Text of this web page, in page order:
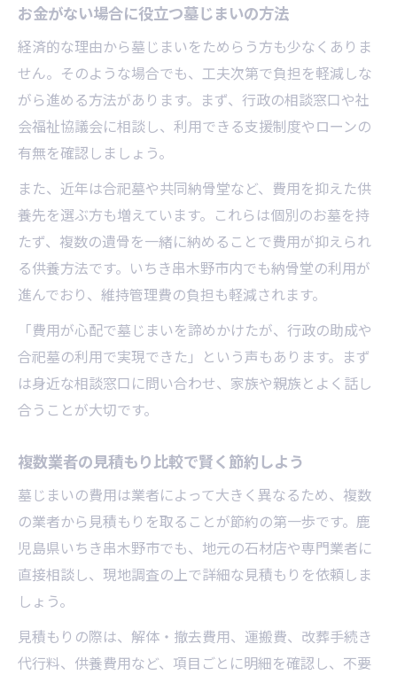
お金がない場合に役立つ墓じまいの方法
経済的な理由から墓じまいをためらう方も少なくありま
せん。そのような場合でも、工夫次第で負担を軽減しな
がら進める方法があります。まず、行政の相談窓口や社
会福祉協議会に相談し、利用できる支援制度やローンの
有無を確認しましょう。
また、近年は合祀墓や共同納骨堂など、費用を抑えた供
養先を選ぶ方も増えています。これらは個別のお墓を持
たず、複数の遺骨を一緒に納めることで費用が抑えられ
る供養方法です。いちき串木野市内でも納骨堂の利用が
進んでおり、維持管理費の負担も軽減されます。
「費用が心配で墓じまいを諦めかけたが、行政の助成や
合祀墓の利用で実現できた」という声もあります。まず
は身近な相談窓口に問い合わせ、家族や親族とよく話し
合うことが大切です。
複数業者の見積もり比較で賢く節約しよう
墓じまいの費用は業者によって大きく異なるため、複数
の業者から見積もりを取ることが節約の第一歩です。鹿
児島県いちき串木野市でも、地元の石材店や専門業者に
直接相談し、現地調査の上で詳細な見積もりを依頼しま
しょう。
見積もりの際は、解体・撤去費用、運搬費、改葬手続き
代行料、供養費用など、項目ごとに明細を確認し、不要